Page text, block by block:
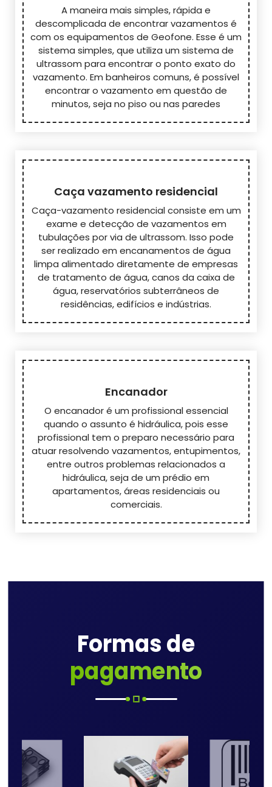
A maneira mais simples, rápida e
descomplicada de encontrar vazamentos é
com os equipamentos de Geofone. Esse é um
sistema simples, que utiliza um sistema de
ultrassom para encontrar o ponto exato do
vazamento. Em banheiros comuns, é possível
encontrar o vazamento em questão de
minutos, seja no piso ou nas paredes
Caça vazamento residencial
Caça-vazamento residencial consiste em um
exame e detecção de vazamentos em
tubulações por via de ultrassom. Isso pode
ser realizado em encanamentos de água
limpa alimentado diretamente de empresas
de tratamento de água, canos da caixa de
água, reservatórios subterrâneos de
residências, edifícios e indústrias.
Encanador
O encanador é um profissional essencial
quando o assunto é hidráulica, pois esse
profissional tem o preparo necessário para
atuar resolvendo vazamentos, entupimentos,
entre outros problemas relacionados a
hidráulica, seja de um prédio em
apartamentos, áreas residenciais ou
comerciais.
Formas de
pagamento